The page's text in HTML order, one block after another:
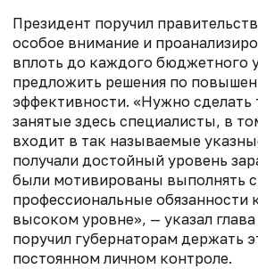
Президент поручил
особое внимание и
вплоть до каждого бюджетного
предложить решения по
эффективности. «Нужно сделать
занятые здесь специалисты, в
входит в так называемые
получали достойный уровень
были мотивированы выполнять
профессиональные обязанности
высоком уровне», — указал
поручил губернаторам держать
постоянном личном контроле.